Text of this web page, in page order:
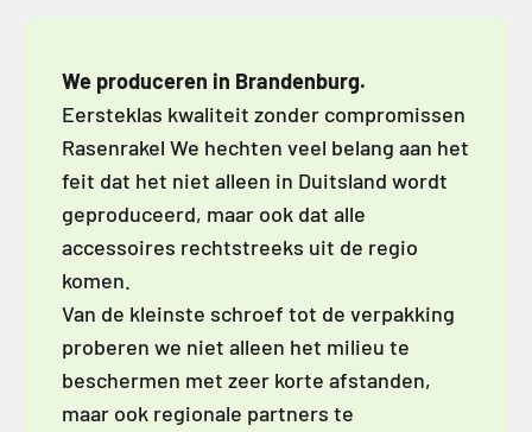
We produceren in Brandenburg.
Eersteklas kwaliteit zonder compromissen
Rasenrakel We hechten veel belang aan het
feit dat het niet alleen in Duitsland wordt
geproduceerd, maar ook dat alle
accessoires rechtstreeks uit de regio
komen.
Van de kleinste schroef tot de verpakking
proberen we niet alleen het milieu te
beschermen met zeer korte afstanden,
maar ook regionale partners te